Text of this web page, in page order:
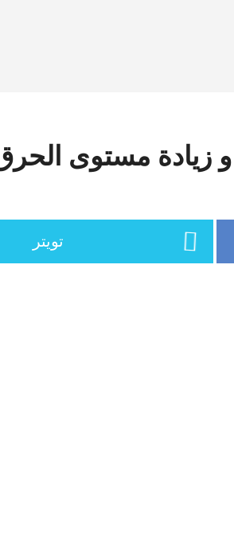
زيادة مستوى
تويتر